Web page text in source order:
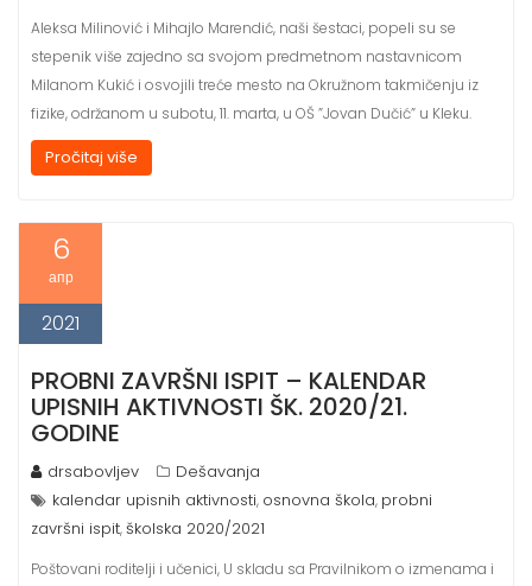
Aleksa Milinović i Mihajlo Marendić, naši šestaci, popeli su se
stepenik više zajedno sa svojom predmetnom nastavnicom
Milanom Kukić i osvojili treće mesto na Okružnom takmičenju iz
fizike, održanom u subotu, 11. marta, u OŠ ”Jovan Dučić” u Kleku.
Pročitaj više
6
апр
2021
PROBNI ZAVRŠNI ISPIT – KALENDAR
UPISNIH AKTIVNOSTI ŠK. 2020/21.
GODINE
drsabovljev
Dešavanja
kalendar upisnih aktivnosti, osnovna škola, probni
završni ispit,školska 2020/2021
Poštovani roditelji i učenici, U skladu sa Pravilnikom o izmenama i